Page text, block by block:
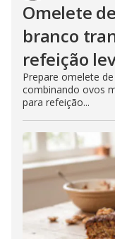
Omelete
branco
refeição
Prepare omelete
combinando ovos
para refeição...